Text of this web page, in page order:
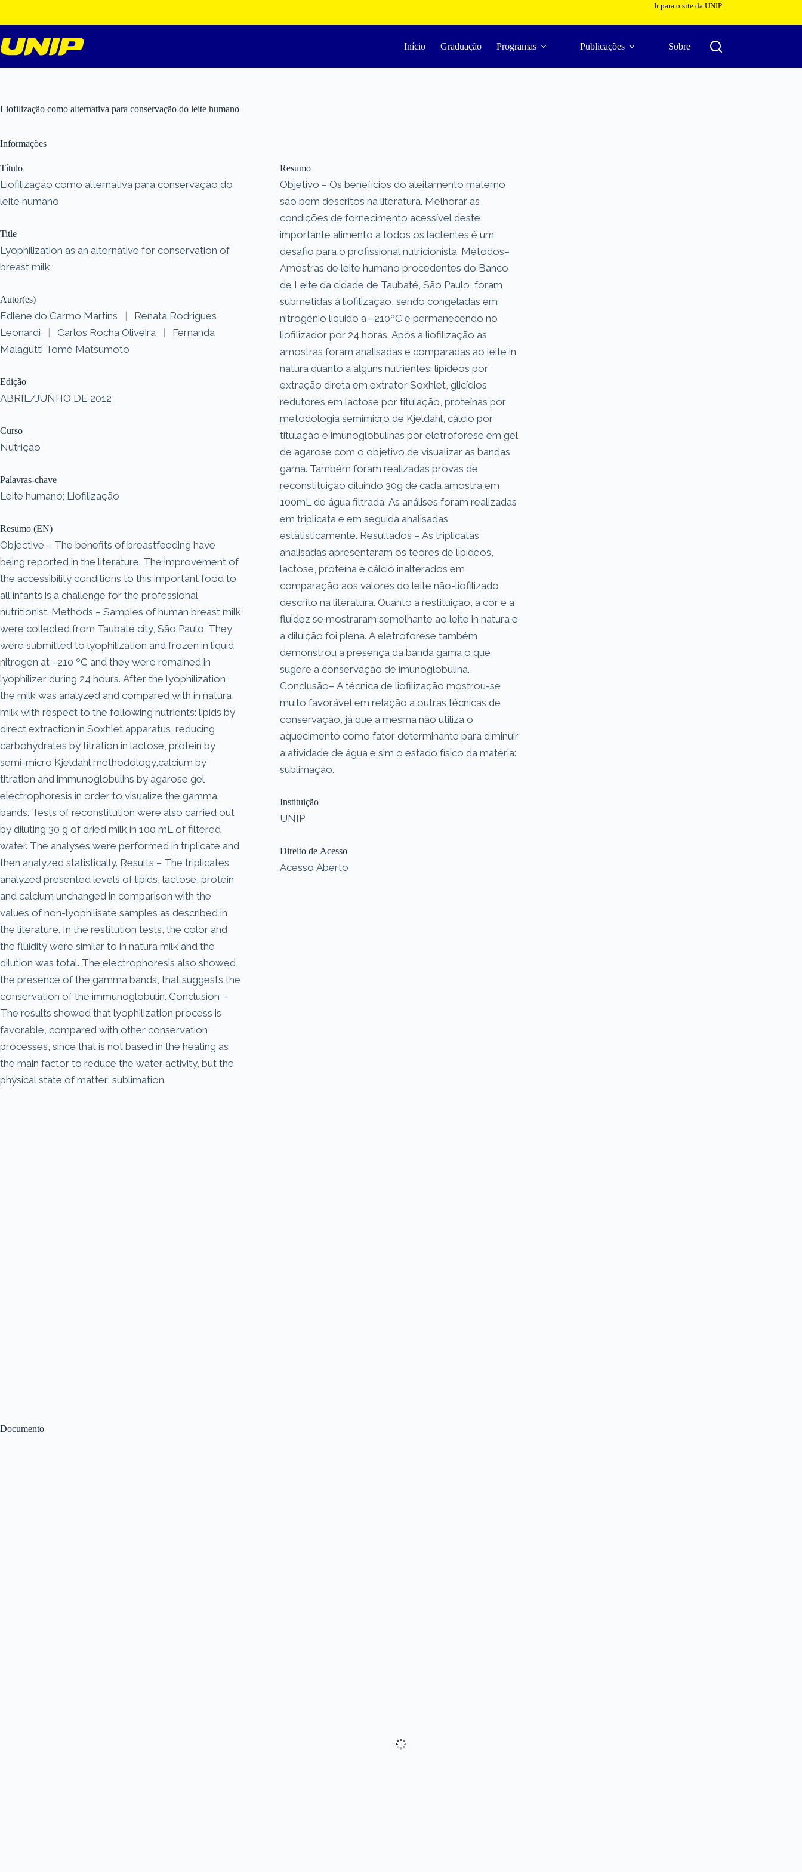
o
conteúdo
Ir para o site da UNIP
Início Graduação Programas Publicações Sobre
Liofilização como alternativa para conservação do leite humano
Documento
Informações
Título
Liofilização como alternativa para conservação do
leite humano
Title
Lyophilization as an alternative for conservation of
breast milk
Autor(es)
Edlene do Carmo Martins |
Renata Rodrigues
Leonardi
| Carlos Rocha Oliveira |
Fernanda
Malagutti Tomé Matsumoto
Edição
ABRIL/JUNHO DE 2012
Curso
Nutrição
Palavras-chave
Leite humano; Liofilização
Resumo (EN)
Objective – The benefits of breastfeeding have
being reported in the literature. The improvement of
the accessibility conditions to this important food to
all infants is a challenge for the professional
nutritionist. Methods – Samples of human breast milk
were collected from Taubaté city, São Paulo. They
were submitted to lyophilization and frozen in liquid
nitrogen at –210 ºC and they were remained in
lyophilizer during 24 hours. After the lyophilization,
the milk was analyzed and compared with in natura
milk with respect to the following nutrients: lipids by
direct extraction in Soxhlet apparatus, reducing
carbohydrates by titration in lactose, protein by
semi-micro Kjeldahl methodology,calcium by
titration and immunoglobulins by agarose gel
electrophoresis in order to visualize the gamma
bands. Tests of reconstitution were also carried out
by diluting 30 g of dried milk in 100 mL of filtered
water. The analyses were performed in triplicate and
then analyzed statistically. Results – The triplicates
analyzed presented levels of lipids, lactose, protein
and calcium unchanged in comparison with the
values of non-lyophilisate samples as described in
the literature. In the restitution tests, the color and
the fluidity were similar to in natura milk and the
dilution was total. The electrophoresis also showed
the presence of the gamma bands, that suggests the
conservation of the immunoglobulin. Conclusion –
The results showed that lyophilization process is
favorable, compared with other conservation
processes, since that is not based in the heating as
the main factor to reduce the water activity, but the
physical state of matter: sublimation.
Resumo
Objetivo – Os benefícios do aleitamento materno
são bem descritos na literatura. Melhorar as
condições de fornecimento acessível deste
importante alimento a todos os lactentes é um
desafio para o profissional nutricionista. Métodos–
Amostras de leite humano procedentes do Banco
de Leite da cidade de Taubaté, São Paulo, foram
submetidas à liofilização, sendo congeladas em
nitrogênio líquido a –210ºC e permanecendo no
liofilizador por 24 horas. Após a liofilização as
amostras foram analisadas e comparadas ao leite in
natura quanto a alguns nutrientes: lipídeos por
extração direta em extrator Soxhlet, glicídios
redutores em lactose por titulação, proteínas por
metodologia semimicro de Kjeldahl, cálcio por
titulação e imunoglobulinas por eletroforese em gel
de agarose com o objetivo de visualizar as bandas
gama. Também foram realizadas provas de
reconstituição diluindo 30g de cada amostra em
100mL de água filtrada. As análises foram realizadas
em triplicata e em seguida analisadas
estatisticamente. Resultados – As triplicatas
analisadas apresentaram os teores de lipídeos,
lactose, proteína e cálcio inalterados em
comparação aos valores do leite não-liofilizado
descrito na literatura. Quanto à restituição, a cor e a
fluidez se mostraram semelhante ao leite in natura e
a diluição foi plena. A eletroforese também
demonstrou a presença da banda gama o que
sugere a conservação de imunoglobulina.
Conclusão– A técnica de liofilização mostrou-se
muito favorável em relação a outras técnicas de
conservação, já que a mesma não utiliza o
aquecimento como fator determinante para diminuir
a atividade de água e sim o estado físico da matéria:
sublimação.
Instituição
UNIP
Direito de Acesso
Acesso Aberto